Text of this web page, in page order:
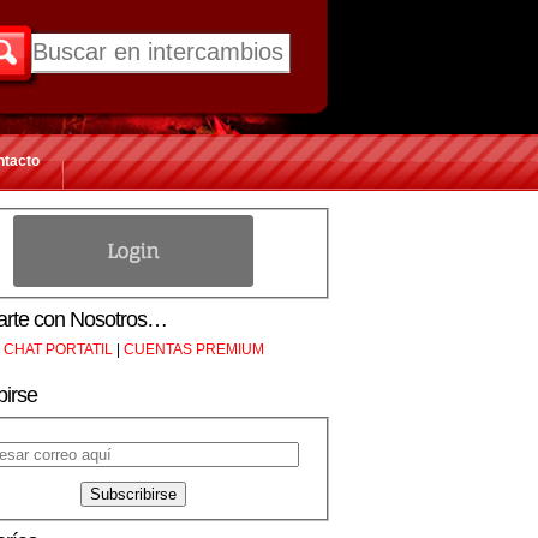
con Nosotros…
CHAT PORTATIL | CUENTAS PREMIUM